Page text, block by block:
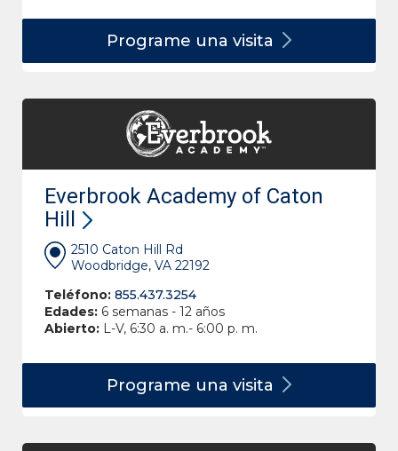
Programe una visita
Everbrook Academy of Caton
Hill
2510 Caton Hill Rd
Woodbridge, VA 22192
Teléfono: 855.437.3254
Edades: 6 semanas - 12 años
Abierto: L-V, 6:30 a. m.- 6:00 p. m.
Programe una visita